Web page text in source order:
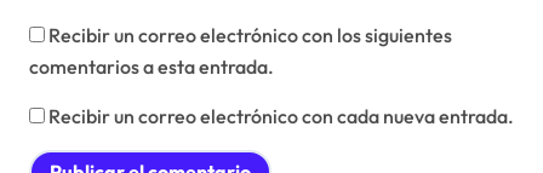
Recibir un correo electrónico con los siguientes
comentarios a esta entrada.
Recibir un correo electrónico con cada nueva entrada.